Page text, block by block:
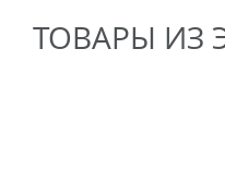
ТОВАРЫ ИЗ